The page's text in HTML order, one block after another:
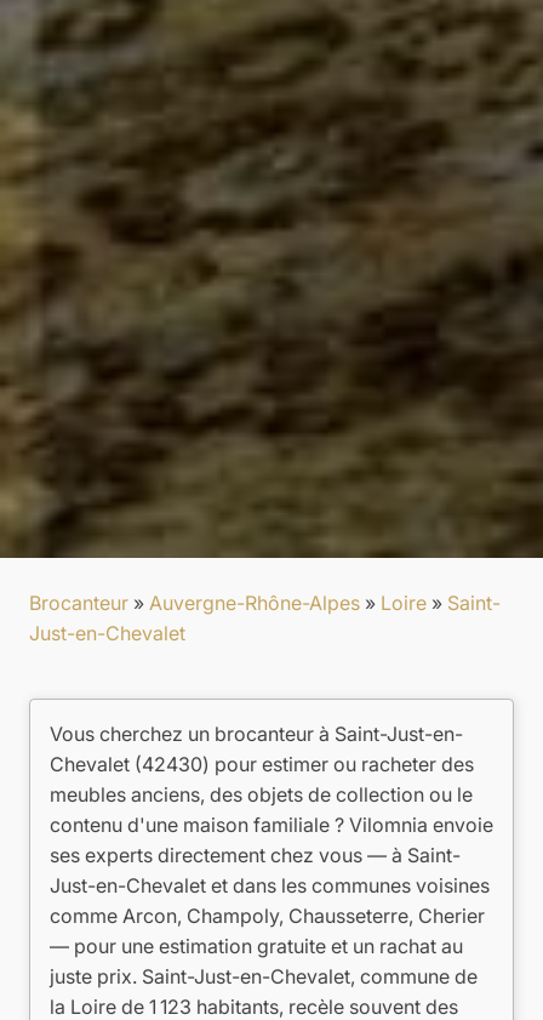
Brocanteur » Auvergne-Rhône-Alpes » Loire » Saint-
Just-en-Chevalet
Vous cherchez un brocanteur à Saint-Just-en-
Chevalet (42430) pour estimer ou racheter des
meubles anciens, des objets de collection ou le
contenu d'une maison familiale ? Vilomnia envoie
ses experts directement chez vous — à Saint-
Just-en-Chevalet et dans les communes voisines
comme Arcon, Champoly, Chausseterre, Cherier
— pour une estimation gratuite et un rachat au
juste prix. Saint-Just-en-Chevalet, commune de
la Loire de 1 123 habitants, recèle souvent des